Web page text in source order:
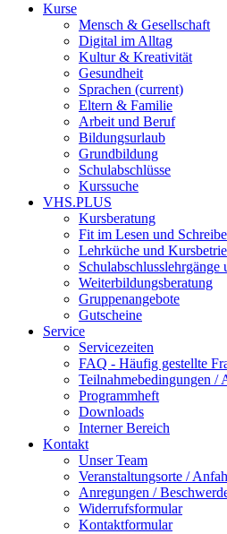
Kurse
Mensch & Gesellschaft
Digital im Alltag
Kultur & Kreativität
Gesundheit
Sprachen (current)
Eltern & Familie
Arbeit und Beruf
Bildungsurlaub
Grundbildung
Schulabschlüsse
Kurssuche
VHS.PLUS
Kursberatung
Fit im Lesen und
Lehrküche und
Schulabschlusslehrgänge
Weiterbildungsberatung
Gruppenangebote
Gutscheine
Service
Servicezeiten
FAQ - Häufig gestellte
Teilnahmebedingungen /
Programmheft
Downloads
Interner Bereich
Kontakt
Unser Team
Veranstaltungsorte /
Anregungen /
Widerrufsformular
Kontaktformular